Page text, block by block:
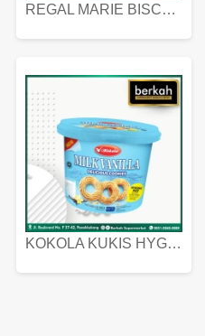
REGAL MARIE BISCUIT KALENG 550 GRAM
KOKOLA KUKIS HYGIENIC MILK VANILLA PACK 320 GR